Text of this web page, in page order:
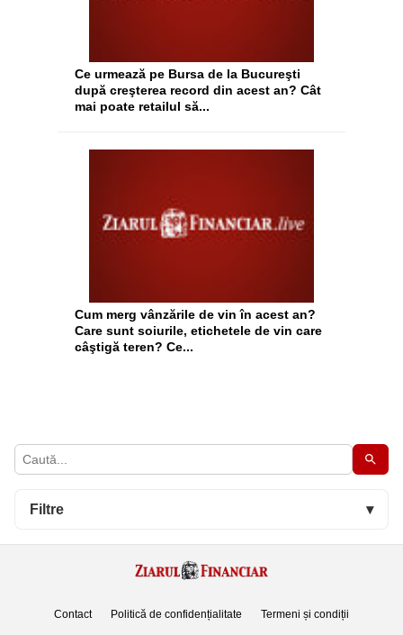
Filtre ▾
Ce urmează pe Bursa de la Bucureşti
după creşterea record din acest an? Cât
mai poate retailul să...
Cum merg vânzările de vin în acest an?
Care sunt soiurile, etichetele de vin care
câştigă teren? Ce...
Contact Politică de confidențialitate Termeni și condiții